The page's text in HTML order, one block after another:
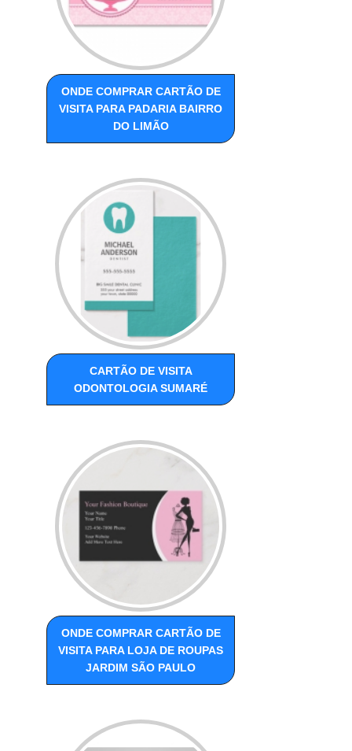
ONDE COMPRAR CARTÃO DE
VISITA PARA PADARIA BAIRRO
DO LIMÃO
CARTÃO DE VISITA
ODONTOLOGIA SUMARÉ
ONDE COMPRAR CARTÃO DE
VISITA PARA LOJA DE ROUPAS
JARDIM SÃO PAULO